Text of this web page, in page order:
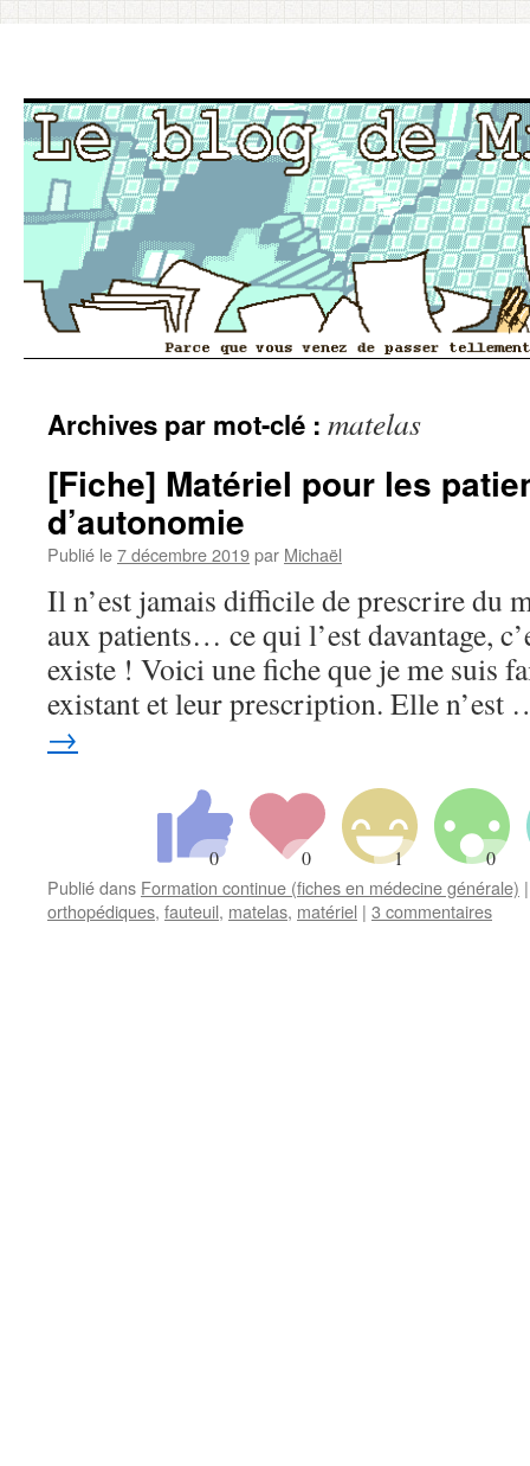
au
contenu
Archives par mot-clé : matelas
[Fiche] Matériel pour les
d’autonomie
Publié le7 décembre 2019par Michaël
Il n’est jamais difficile de prescrire du
aux patients… ce qui l’est davantage,
existe ! Voici une fiche que je me suis
existant et leur prescription. Elle
→
Publié dans Formation continue (fiches en médecine générale) |
orthopédiques, fauteuil, matelas, matériel | 3 commentaires